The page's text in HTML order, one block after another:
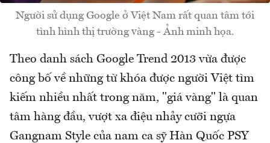
Người sử dụng Google ở Việt Nam rất quan tâm tới
tình hình thị trường vàng - Ảnh minh họa.
Theo danh sách Google Trend 2013 vừa được
công bố về những từ khóa được người Việt tìm
kiếm nhiều nhất trong năm, "giá vàng" là quan
tâm hàng đầu, vượt xa điệu nhảy cưỡi ngựa
Gangnam Style của nam ca sỹ Hàn Quốc PSY